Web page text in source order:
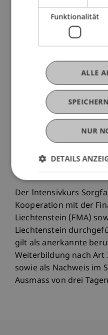
bewilligten
Banken,
Versicherungen
umfassende und
Fachkompetenzen im
Compliance“ vermittelt.
Die Kursteilnahme
vertieften Einblick in
Überwachung von
Der Intensivkurs
Kooperation mit der
Liechtenstein (FMA)
Liechtenstein
gilt als anerkannte
Weiterbildung nach Art
sowie als Nachweis im
Ausmass von drei
Funktionalität
ALLE
NUR
DETAILS